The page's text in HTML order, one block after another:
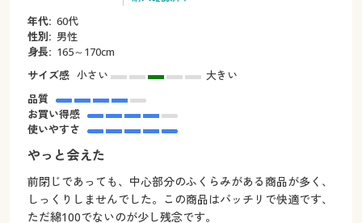
年代: 60代
性別: 男性
身長: 165～170cm
サイズ感 小さい
大きい
品質
お買い得感
使いやすさ
やっと会えた
前閉じであっても、中心部分のふくらみがある商品が多く、
しっくりしませんでした。この商品はバッチリで快適です、
ただ綿100でないのが少し残念です。